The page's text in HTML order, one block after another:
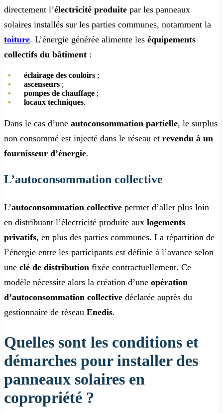
directement l’électricité produite par les panneaux
solaires installés sur les parties communes, notamment la
toiture. L’énergie générée alimente les équipements
collectifs du bâtiment :
éclairage des couloirs ;
ascenseurs ;
pompes de chauffage ;
locaux techniques.
Dans le cas d’une autoconsommation partielle, le surplus
non consommé est injecté dans le réseau et revendu à un
fournisseur d’énergie.
L’autoconsommation collective
L’autoconsommation collective permet d’aller plus loin
en distribuant l’électricité produite aux logements
privatifs, en plus des parties communes. La répartition de
l’énergie entre les participants est définie à l’avance selon
une clé de distribution fixée contractuellement. Ce
modèle nécessite alors la création d’une opération
d’autoconsommation collective déclarée auprès du
gestionnaire de réseau Enedis.
Quelles sont les conditions et
démarches pour installer des
panneaux solaires en
copropriété ?